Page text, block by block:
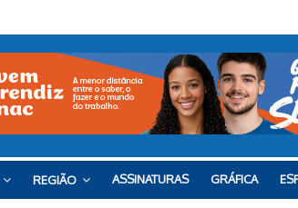
um empate
Itu
do Paulista Sub-20
REGIÃO ASSINATURAS GRÁFICA